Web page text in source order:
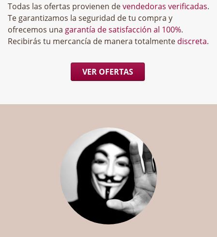
Todas las ofertas provienen devendedoras verificadas.
Te garantizamos la seguridad de tu compra y
ofrecemos una garantía de satisfacción al 100%.
Recibirás tu mercancía de manera totalmente discreta.
VER OFERTAS